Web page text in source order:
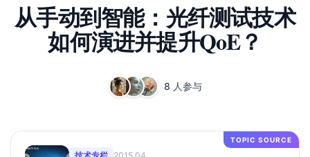
从手动到智能：光纤测试技术
如何演进并提升QoE？
8 人参与
TOPIC SOURCE
技术专栏 2015.04